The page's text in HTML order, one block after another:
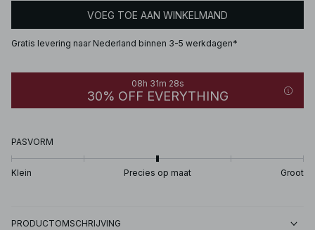
VOEG TOE AAN WINKELMAND
Gratis levering naar Nederland binnen 3-5 werkdagen*
08h 31m 28s
30% OFF EVERYTHING
PASVORM
Klein Precies op maat Groot
PRODUCTOMSCHRIJVING